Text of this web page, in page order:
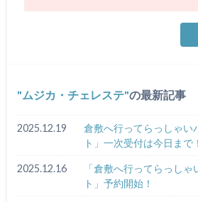
ムジカ・チェレステ の最新記事
2025.12.19
倉敷へ行ってらっしゃい
ト」一次受付は今日まで！
2025.12.16
「倉敷へ行ってらっし
ト」予約開始！